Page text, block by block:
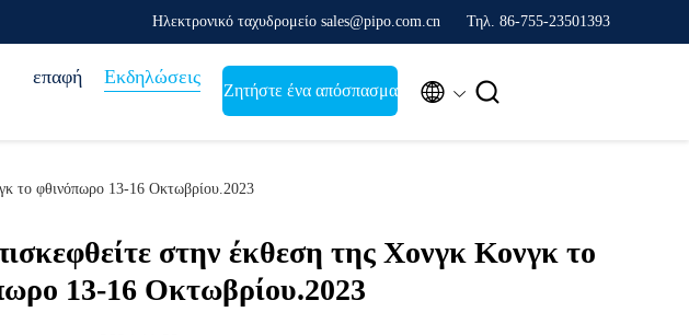
Ηλεκτρονικό ταχυδρομείο sales@pipo.com.cn Τηλ. 86-755-23501393
επαφή Εκδηλώσεις
Ζητήστε ένα απόσπασμα  
το φθινόπωρο 13-16 Οκτωβρίου.2023
στην έκθεση της Χονγκ Κονγκ το
13-16 Οκτωβρίου.2023